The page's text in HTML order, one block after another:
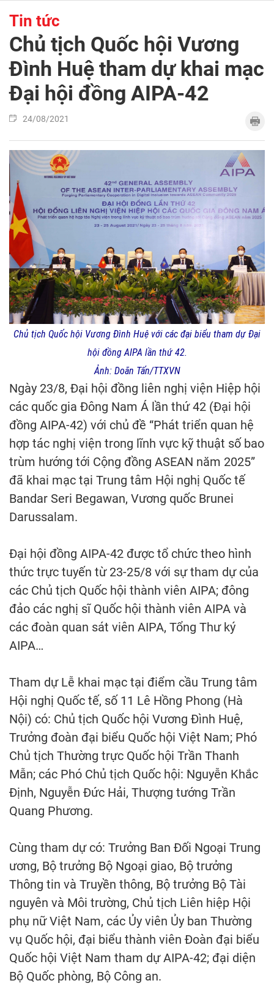
Tin tức
Chủ tịch Quốc hội Vương
Đình Huệ tham dự khai mạc
Đại hội đồng AIPA-42
24/08/2021
Chủ tịch Quốc hội Vương Đình Huệ với các đại biểu tham dự Đại
hội đồng AIPA lần thứ 42.
Ảnh: Doãn Tấn/TTXVN
Ngày 23/8, Đại hội đồng liên nghị viện Hiệp hội
các quốc gia Đông Nam Á lần thứ 42 (Đại hội
đồng AIPA-42) với chủ đề “Phát triển quan hệ
hợp tác nghị viện trong lĩnh vực kỹ thuật số bao
trùm hướng tới Cộng đồng ASEAN năm 2025”
đã khai mạc tại Trung tâm Hội nghị Quốc tế
Bandar Seri Begawan, Vương quốc Brunei
Darussalam.
Đại hội đồng AIPA-42 được tổ chức theo hình
thức trực tuyến từ 23-25/8 với sự tham dự của
các Chủ tịch Quốc hội thành viên AIPA; đông
đảo các nghị sĩ Quốc hội thành viên AIPA và
các đoàn quan sát viên AIPA, Tổng Thư ký
AIPA…
Tham dự Lễ khai mạc tại điểm cầu Trung tâm
Hội nghị Quốc tế, số 11 Lê Hồng Phong (Hà
Nội) có: Chủ tịch Quốc hội Vương Đình Huệ,
Trưởng đoàn đại biểu Quốc hội Việt Nam; Phó
Chủ tịch Thường trực Quốc hội Trần Thanh
Mẫn; các Phó Chủ tịch Quốc hội: Nguyễn Khắc
Định, Nguyễn Đức Hải, Thượng tướng Trần
Quang Phương.
Cùng tham dự có: Trưởng Ban Đối Ngoại Trung
ương, Bộ trưởng Bộ Ngoại giao, Bộ trưởng
Thông tin và Truyền thông, Bộ trưởng Bộ Tài
nguyên và Môi trường, Chủ tịch Liên hiệp Hội
phụ nữ Việt Nam, các Ủy viên Ủy ban Thường
vụ Quốc hội, đại biểu thành viên Đoàn đại biểu
Quốc hội Việt Nam tham dự AIPA-42; đại diện
Bộ Quốc phòng, Bộ Công an.